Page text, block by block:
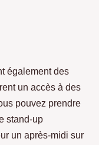
également des
un accès à des
pouvez prendre
stand-up
un après-midi sur